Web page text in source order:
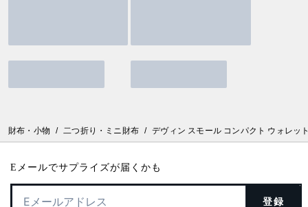
財布・小物 / 二つ折り・ミニ財布 / デヴィン スモール コンパクト ウォレッ
Eメールでサプライズが届くかも
登録